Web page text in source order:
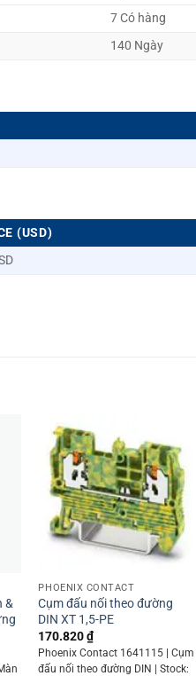
7 Có hàng
140 Ngày
(USD)
&
PHOENIX CONTACT
Cụm đấu nối theo đường
DIN XT 1,5-PE
170.820₫
Phoenix Contact 1641115 | Cụm
đấu nối theo đường DIN | Stock: